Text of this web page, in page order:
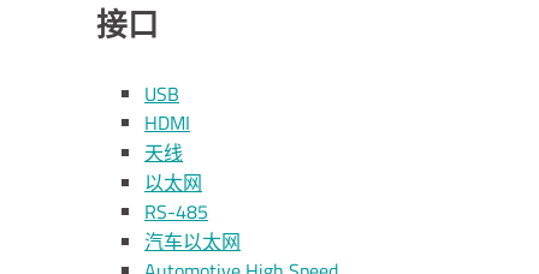
接口
USB
HDMI
天线
以太网
RS-485
汽车以太网